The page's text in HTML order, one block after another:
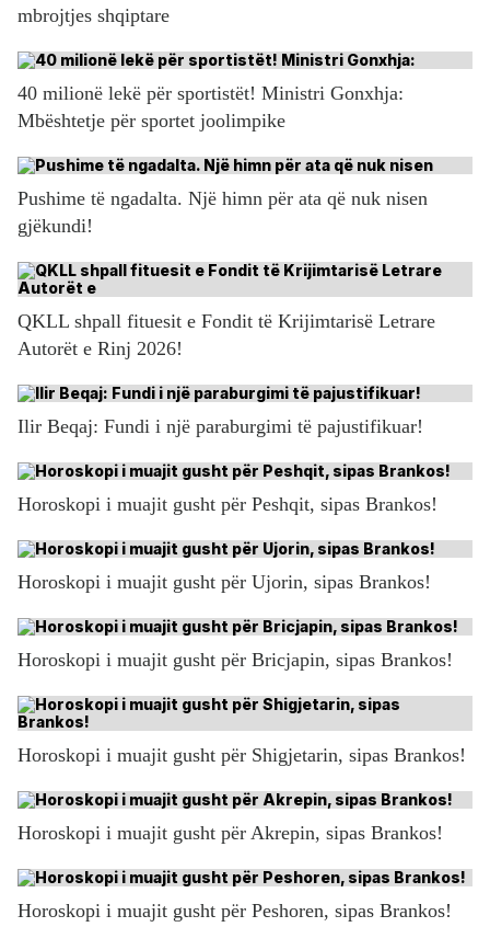
mbrojtjes shqiptare
40 milionë lekë për sportistët! Ministri Gonxhja:
Mbështetje për sportet joolimpike
Pushime të ngadalta. Një himn për ata që nuk nisen
gjëkundi!
QKLL shpall fituesit e Fondit të Krijimtarisë Letrare
Autorët e Rinj 2026!
Ilir Beqaj: Fundi i një paraburgimi të pajustifikuar!
Horoskopi i muajit gusht për Peshqit, sipas Brankos!
Horoskopi i muajit gusht për Ujorin, sipas Brankos!
Horoskopi i muajit gusht për Bricjapin, sipas Brankos!
Horoskopi i muajit gusht për Shigjetarin, sipas Brankos!
Horoskopi i muajit gusht për Akrepin, sipas Brankos!
Horoskopi i muajit gusht për Peshoren, sipas Brankos!